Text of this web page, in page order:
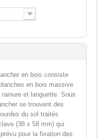
en bois consiste
en bois massive
rainure et languette. Sous
se trouvent des
du sol traités
(38 x 58 mm) qui
pour la fixation des